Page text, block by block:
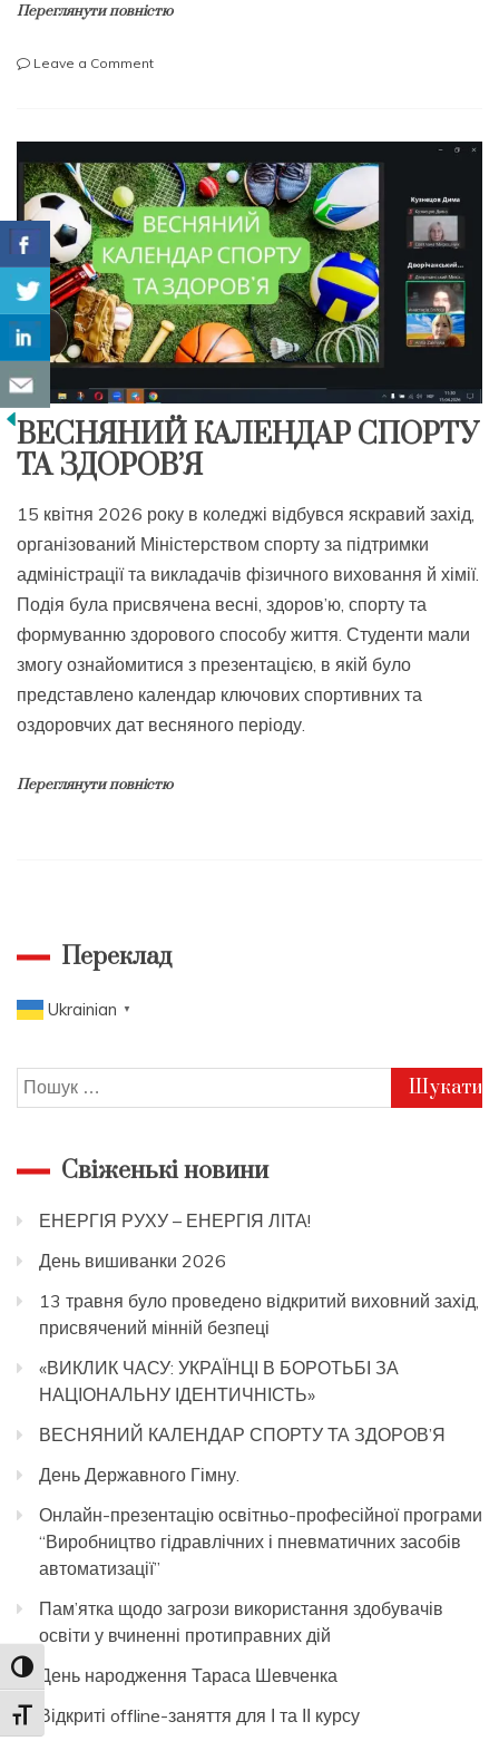
Toggle High Contrast
Toggle Font size
Переглянути повністю
Leave a Commenton
БОРОТЬБІ
ЗА
НАЦІОНАЛЬНУ
ВЕСНЯНИЙ КАЛЕНДАР СПОРТУ
ТА ЗДОРОВ’Я
15 квітня 2026 року в коледжі відбувся яскравий захід,
організований Міністерством спорту за підтримки
адміністрації та викладачів фізичного виховання й хімії.
Подія була присвячена весні, здоров’ю, спорту та
формуванню здорового способу життя. Студенти мали
змогу ознайомитися з презентацією, в якій було
представлено календар ключових спортивних та
оздоровчих дат весняного періоду.
Переглянути повністю
Переклад
Ukrainian ▼
Пошук:
Свіженькі новини
ЕНЕРГІЯ РУХУ – ЕНЕРГІЯ ЛІТА!
День вишиванки 2026
13 травня було проведено відкритий виховний захід,
присвячений мінній безпеці
«ВИКЛИК ЧАСУ: УКРАЇНЦІ В БОРОТЬБІ ЗА
НАЦІОНАЛЬНУ ІДЕНТИЧНІСТЬ»
ВЕСНЯНИЙ КАЛЕНДАР СПОРТУ ТА ЗДОРОВ’Я
День Державного Гімну.
Онлайн-презентацію освітньо-професійної програми
“Виробництво гідравлічних і пневматичних засобів
автоматизації”
Пам’ятка щодо загрози використання здобувачів
освіти у вчиненні протиправних дій
День народження Тараса Шевченка
Відкриті offline-заняття для І та ІІ курсу